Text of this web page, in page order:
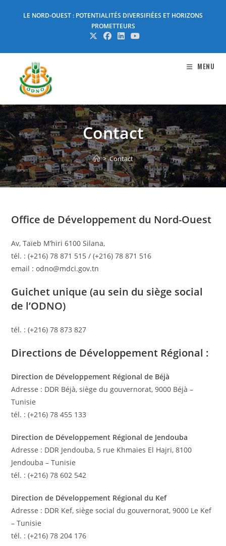
LE NORD-OUEST : POTENTIALITÉS DIVERSIFIÉES ET HORIZONS
PROMETTEURS
MENU
Contact
> Contact
Office de Développement du Nord-Ouest
Av, Taïeb M’hiri 6100 Silana,
tél. : (+216) 78 871 515 / (+216) 78 871 516
email : odno@mdci.gov.tn
Guichet unique (au sein du siège social
de l’ODNO)
tél. : (+216) 78 873 827
Directions de Développement Régional :
Direction de Développement Régional de Béjà
Adresse : DDR Béjà, siège du gouvernorat, 9000 Béjà –
Tunisie
tél. : (+216) 78 455 133
Direction de Développement Régional de Jendouba
Adresse : DDR Jendouba, 5 rue Khmaies El Hajri, 8100
Jendouba – Tunisie
tél. : (+216) 78 602 542
Direction de Développement Régional du Kef
Adresse : DDR Kef, siège social du gouvernorat, 9000 Le Kef
– Tunisie
tél. : (+216) 78 204 176